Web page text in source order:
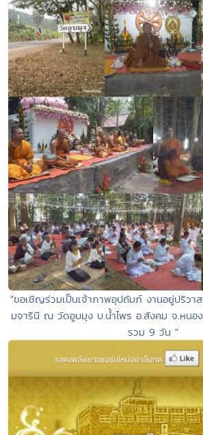
"ขอเชิญร่วมเป็นเจ้าภาพอุปถัมภ์ งานอยู่ปริวา
มจารินี ณ วัดอูบมุง บ.น้ำไพร อ.สังคม จ.หนอ
รวม 9 วัน "